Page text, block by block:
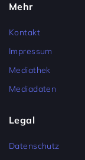
Mehr
Kontakt
Impressum
Mediathek
Mediadaten
Legal
Datenschutz